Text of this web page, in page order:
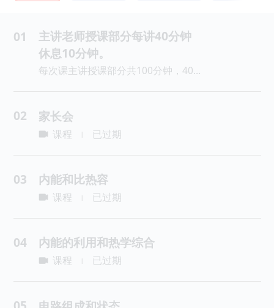
01
主讲老师授课部分每讲40分钟
休息10分钟。
每次课主讲授课部分共100分钟，40分钟算1课时，110分钟=2.75课时。
02 家长会
课程 已过期
03 内能和比热容
课程 已过期
04 内能的利用和热学综合
课程 已过期